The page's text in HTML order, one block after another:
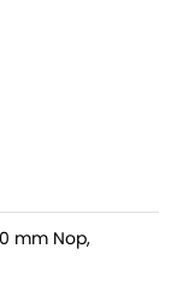
mm Nop,